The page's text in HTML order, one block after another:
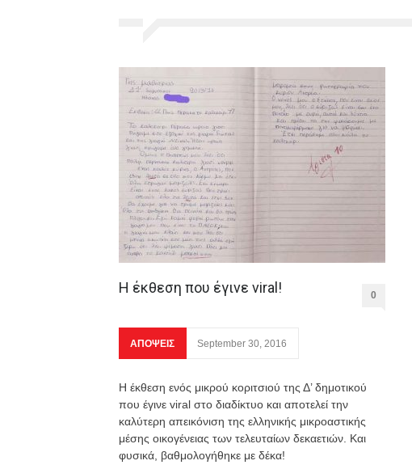
Η έκθεση που έγινε viral! 0
ΑΠΟΨΕΙΣ September 30, 2016
Η έκθεση ενός μικρού κοριτσιού της Δ’ δημοτικού
που έγινε viral στο διαδίκτυο και αποτελεί την
καλύτερη απεικόνιση της ελληνικής μικροαστικής
μέσης οικογένειας των τελευταίων δεκαετιών. Και
φυσικά, βαθμολογήθηκε με δέκα!